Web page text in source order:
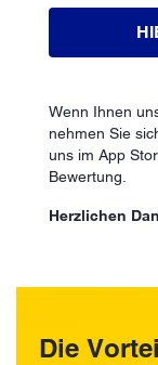
Wenn Ihnen
nehmen Sie
uns im App
Bewertung.
Herzlichen
Die